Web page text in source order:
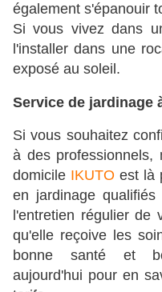
également s'épanouir
Si vous vivez dans
l'installer dans une
exposé au soleil.
Service de jardinage
Si vous souhaitez
à des professionnels,
domicile IKUTO est là
en jardinage
l'entretien régulier de
qu'elle reçoive les
bonne santé et
aujourd'hui pour en